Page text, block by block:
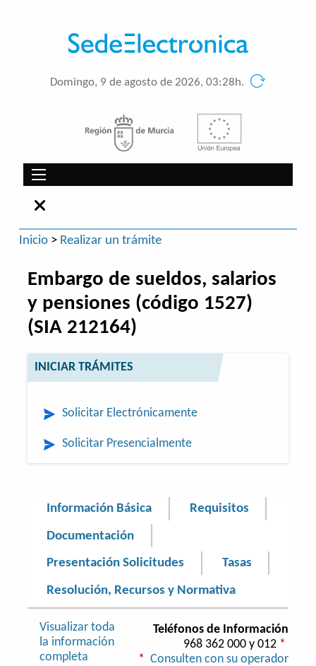
Domingo, 9 de agosto de 2026, 03:28h.
Inicio> Realizar un trámite
Embargo de sueldos, salarios
y pensiones (código 1527)
(SIA 212164)
INICIAR TRÁMITES
Solicitar Electrónicamente
Solicitar Presencialmente
Información Básica Requisitos
Documentación
Presentación Solicitudes Tasas
Resolución, Recursos y Normativa
Visualizar toda
la información
completa
Teléfonos de Información
968 362 000 y 012 *
*
Consulten con su operador